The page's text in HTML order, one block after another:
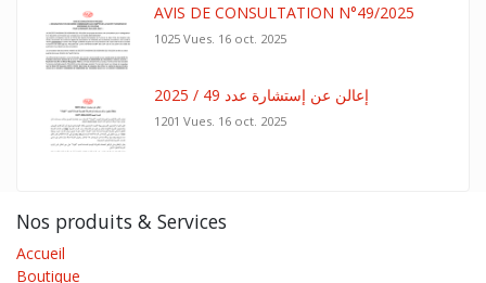
AVIS DE CONSULTATION N°49/2025
1025 Vues. 16 oct. 2025
إعالن عن إستشارة عدد 49 / 2025
1201 Vues. 16 oct. 2025
Nos produits & Services
Accueil
Boutique